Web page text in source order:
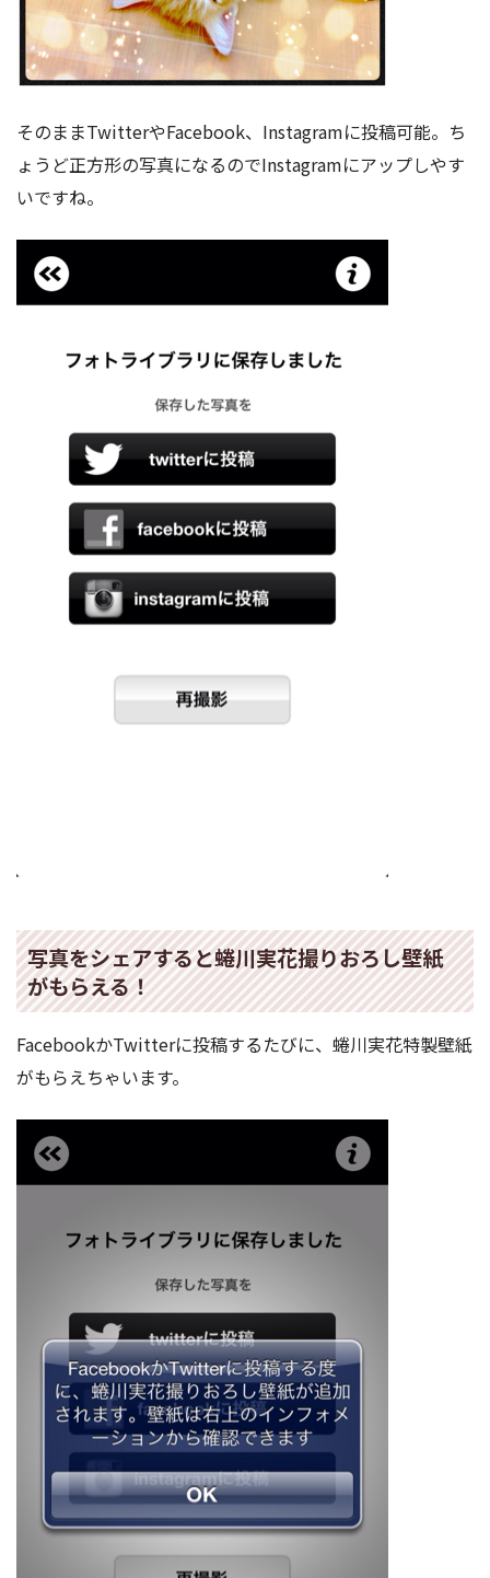
そのままTwitterやFacebook、Instagramに投稿可能。ち
ょうど正方形の写真になるのでInstagramにアップしやす
いですね。
写真をシェアすると蜷川実花撮りおろし壁紙
がもらえる！
FacebookかTwitterに投稿するたびに、蜷川実花特製壁紙
がもらえちゃいます。